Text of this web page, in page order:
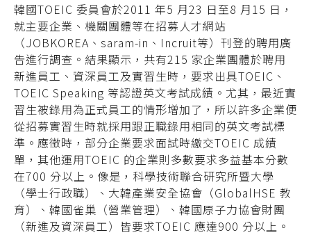
韓國TOEIC 委員會於2011 年5 月23 日至8 月15 日，
就主要企業、機關團體等在招募人才網站
（JOBKOREA、saram-in、Incruit等）刊登的聘用廣
告進行調查。結果顯示，共有215 家企業團體於聘用
新進員工、資深員工及實習生時，要求出具TOEIC、
TOEIC Speaking 等認證英文考試成績。尤其，最近實
習生被錄用為正式員工的情形增加了，所以許多企業便
從招募實習生時就採用跟正職錄用相同的英文考試標
準。應徵時，部分企業要求面試時繳交TOEIC 成績
單，其他運用TOEIC 的企業則多數要求多益基本分數
在700 分以上。像是，科學技術聯合研究所暨大學
（學士行政職）、大韓產業安全協會（GlobalHSE 教
育）、韓國雀巢（營業管理）、韓國原子力協會財團
（新進及資深員工）皆要求TOEIC 應達900 分以上。